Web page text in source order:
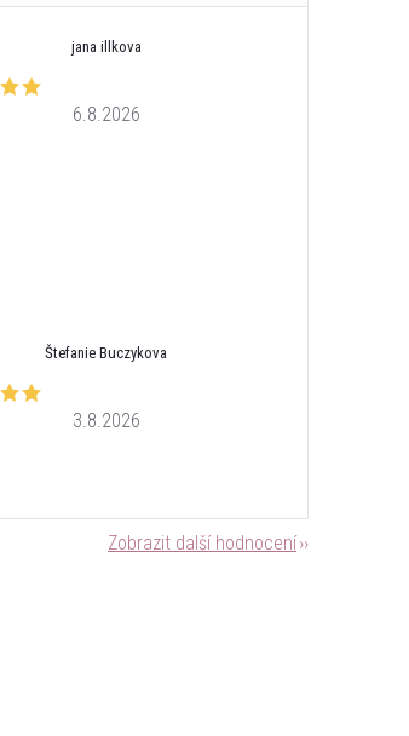
jana illkova
6.8.2026
Štefanie Buczykova
3.8.2026
Zobrazit další hodnocení